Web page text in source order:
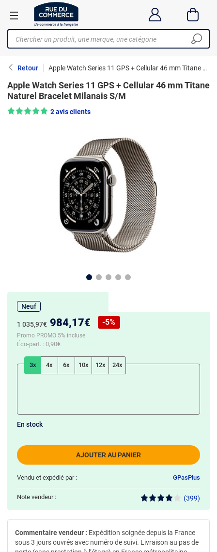
Retour Apple Watch Series 11 GPS + Cellular 46 mm Titane Naturel Bracelet Milanais S/M
Apple Watch Series 11 GPS + Cellular 46 mm Titane
Naturel Bracelet Milanais S/M
Note : 5/5 — 2 avis clients
Neuf
Ancien prix :
1 035,97€ Nouveau prix :
984,17€
Réduction de :
-5%
Promo PROMO 5% incluse
Éco-part. : 0,90€
3x 4x 6x 10x 12x 24x
AJOUTER AU PANIER
En stock
Vendu et expédié par : GPasPlus
Note vendeur : (399)
Commentaire vendeur : Expédition soignée depuis la France
sous 3 jours ouvrés avec numéro de suivi. Livraison au pas de